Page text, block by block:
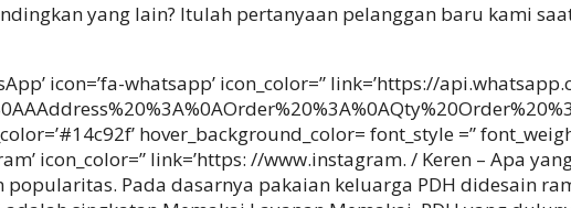
yang lain? Itulah pertanyaan pelanggan baru kami
icon=’fa-whatsapp’ icon_color=” link=’https://
hover_background_color= font_style =”
icon_color=” link=’https: //www.instagram. / Keren – Apa
Pada dasarnya pakaian keluarga PDH didesain